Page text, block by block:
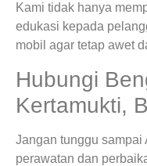
Kami tidak hanya
edukasi kepada
mobil agar tetap awet
Hubungi
Kertamukti,
Jangan tunggu sampai
perawatan dan